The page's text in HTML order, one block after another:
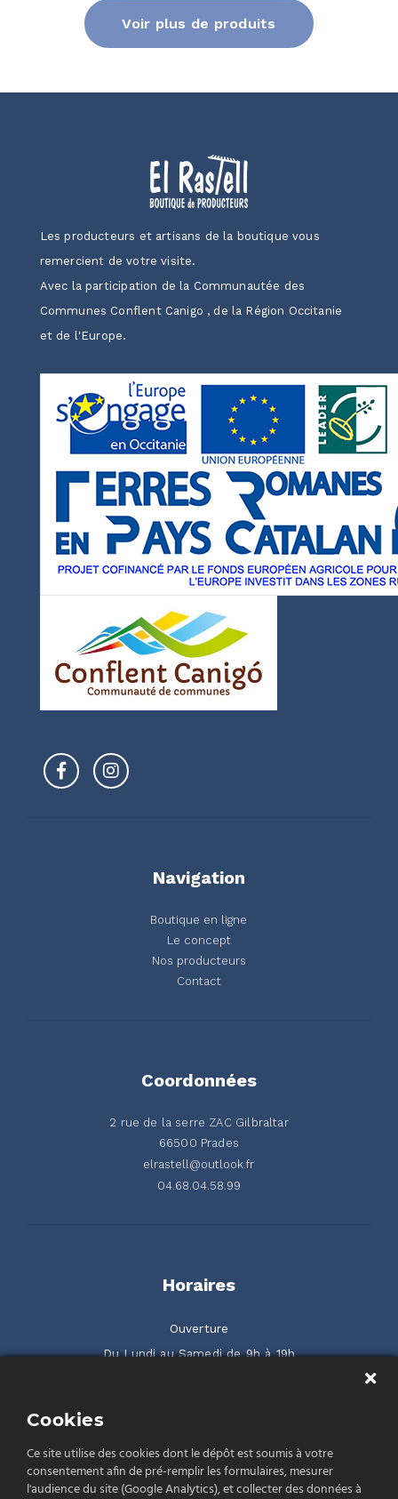
Voir plus de produits
Les producteurs et artisans de la boutique vous
remercient de votre visite.
Avec la participation de la Communautée des
Communes Conflent Canigo , de la Région Occitanie
et de l'Europe.
Navigation
Boutique en ligne
Le concept
Nos producteurs
Contact
Coordonnées
2 rue de la serre ZAC Gilbraltar
66500 Prades
elrastell@outlook.fr
04.68.04.58.99
Horaires
Ouverture
Du Lundi au Samedi de 9h à 19h
Cookies
Ce site utilise des cookies dont le dépôt est soumis à votre
consentement afin de pré-remplir les formulaires, mesurer
l'audience du site (Google Analytics), et collecter des données à